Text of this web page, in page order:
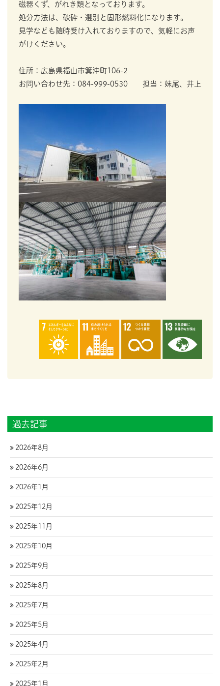
磁器くず、がれき類となっております。
処分方法は、破砕・選別と固形燃料化になります。
見学なども随時受け入れておりますので、気軽にお声
がけください。
住所：広島県福山市箕沖町106-2
お問い合わせ先：084-999-0530 担当：妹尾、井上
過去記事
2026年8月
2026年6月
2026年1月
2025年12月
2025年11月
2025年10月
2025年9月
2025年8月
2025年7月
2025年5月
2025年4月
2025年2月
2025年1月